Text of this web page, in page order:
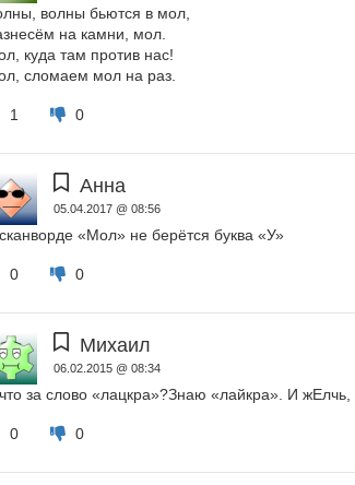
волны бьются в мол,
на камни, мол.
куда там против нас!
сломаем мол на раз.
1 0
Анна
05.04.2017 @ 08:56
«Мол» не берётся буква «У»
0 0
Михаил
06.02.2015 @ 08:34
за слово «лацкра»?Знаю «лайкра». И
0 0